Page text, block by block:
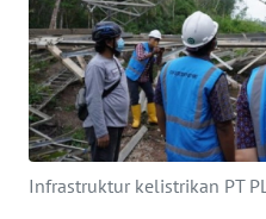
Infrastruktur kelistrikan PT
INDEKS
BERITA
KONTAK
KAMI
INFO